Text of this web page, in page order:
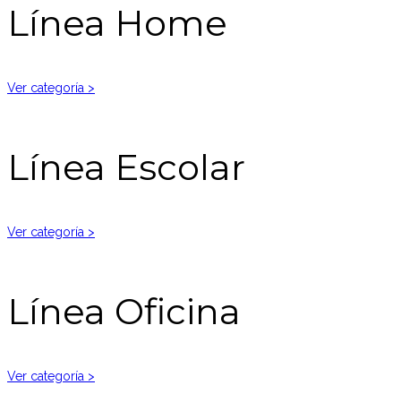
Línea Home
Ver categoría >
Línea Escolar
Ver categoría >
Línea Oficina
Ver categoría >